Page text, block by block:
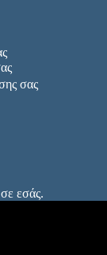
σας
εσάς.